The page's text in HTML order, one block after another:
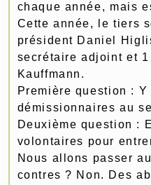
chaque année, mais
Cette année, le tiers
président Daniel
secrétaire adjoint et
Kauffmann.
Première question :
démissionnaires au
Deuxième question :
volontaires pour
Nous allons passer
contres ? Non. Des